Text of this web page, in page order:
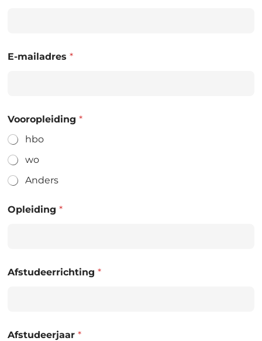
E-mailadres *
Vooropleiding *
hbo
wo
Anders
Opleiding *
Afstudeerrichting *
Afstudeerjaar *